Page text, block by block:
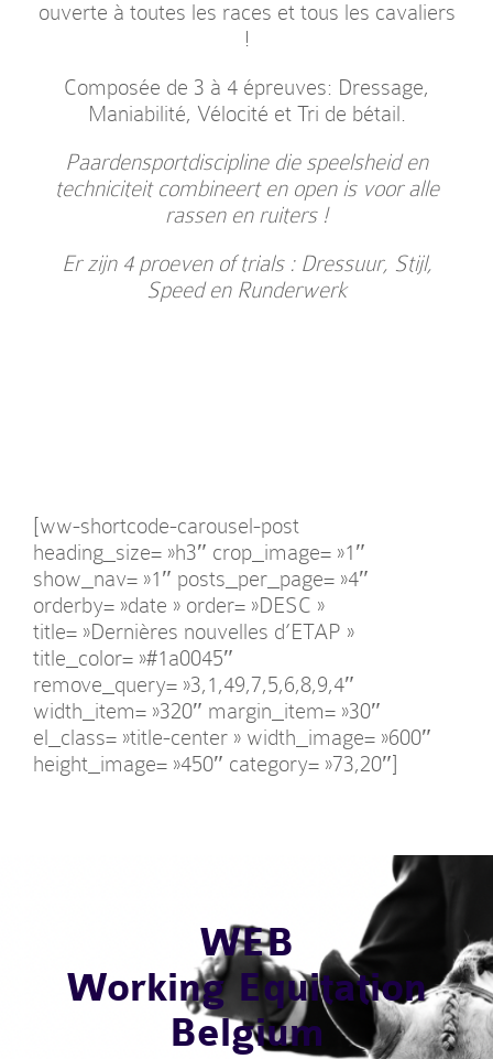
ouverte à toutes les races et tous les cavaliers
!
Composée de 3 à 4 épreuves: Dressage,
Maniabilité, Vélocité et Tri de bétail.
Paardensportdiscipline die speelsheid en
techniciteit combineert en open is voor alle
rassen en ruiters !
Er zijn 4 proeven of trials : Dressuur, Stijl,
Speed en Runderwerk
[ww-shortcode-carousel-post
heading_size= »h3″ crop_image= »1″
show_nav= »1″ posts_per_page= »4″
orderby= »date » order= »DESC »
title= »Dernières nouvelles d’ETAP »
title_color= »#1a0045″
remove_query= »3,1,49,7,5,6,8,9,4″
width_item= »320″ margin_item= »30″
el_class= »title-center » width_image= »600″
height_image= »450″ category= »73,20″]
WEB
Working Equitation
Belgium